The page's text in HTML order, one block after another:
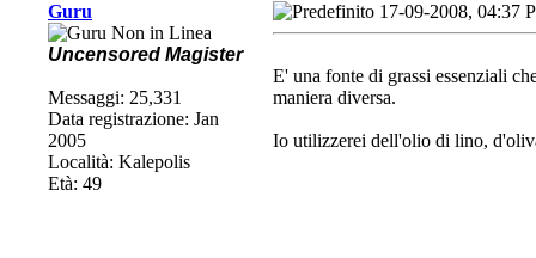
Guru
Uncensored Magister
Messaggi: 25,331
Data registrazione: Jan
2005
Località: Kalepolis
Età: 49
17-09-2008, 04:37
E' una fonte di grassi essenziali
maniera diversa.
Io utilizzerei dell'olio di lino,